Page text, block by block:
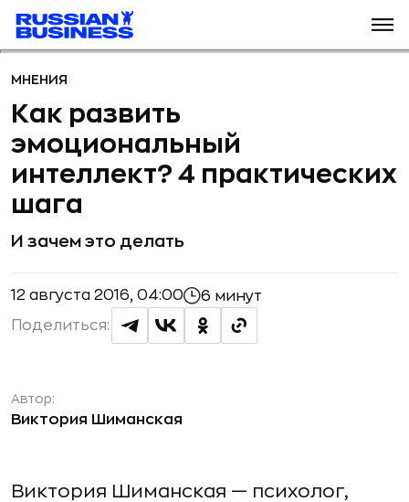
МНЕНИЯ
Как развить
эмоциональный
интеллект? 4 практических
шага
И зачем это делать
12 августа 2016, 04:00 6 минут
Поделиться:
Автор:
Виктория Шиманская
Виктория Шиманская — психолог,